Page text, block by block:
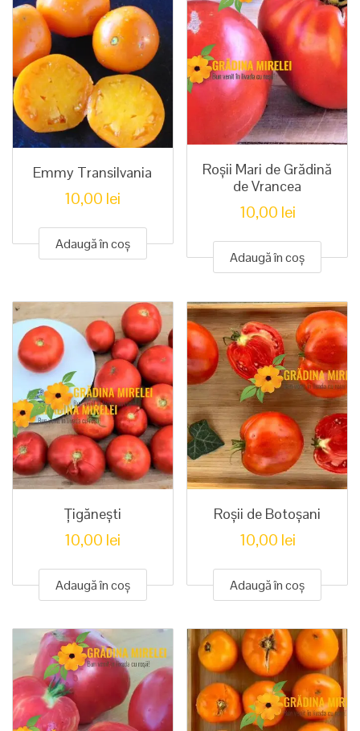
Emmy Transilvania
10,00 lei
Adaugă în coș
Roșii Mari de Grădină
de Vrancea
10,00 lei
Adaugă în coș
Țigănești
10,00 lei
Adaugă în coș
Roșii de Botoșani
10,00 lei
Adaugă în coș